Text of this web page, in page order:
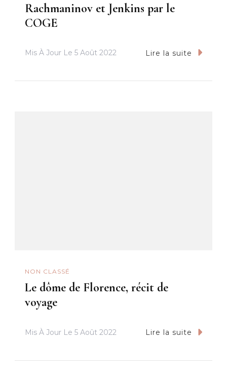
Rachmaninov et Jenkins par le
COGE
Mis À Jour Le 5 Août 2022 Lire la suite
NON CLASSÉ
Le dôme de Florence, récit de
voyage
Mis À Jour Le 5 Août 2022 Lire la suite